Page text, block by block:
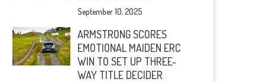
September 10, 2025
ARMSTRONG SCORES
EMOTIONAL MAIDEN ERC
WIN TO SET UP THREE-
WAY TITLE DECIDER